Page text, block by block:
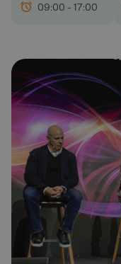
09:00 - 17:00